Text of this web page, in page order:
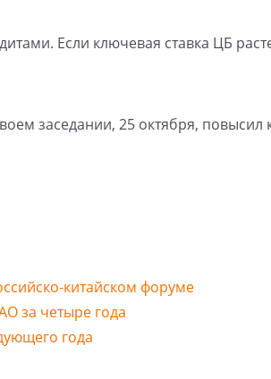
Если ключевая ставка ЦБ
заседании, 25 октября, повысил
китайском форуме
за четыре года
года